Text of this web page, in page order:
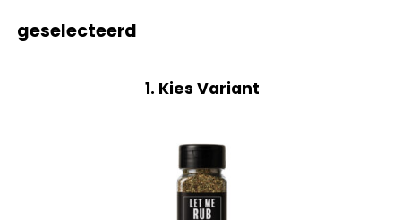
geselecteerd
1 Kies Variant